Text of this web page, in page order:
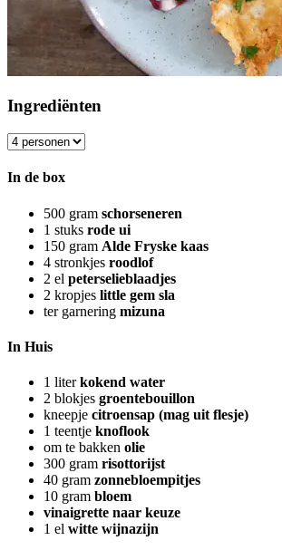
Ingrediënten
In de box
500 gram schorseneren
1 stuks rode ui
150 gram Alde Fryske kaas
4 stronkjes roodlof
2 el peterselieblaadjes
2 kropjes little gem sla
ter garnering mizuna
In Huis
1 liter kokend water
2 blokjes groentebouillon
kneepje citroensap (mag uit flesje)
1 teentje knoflook
om te bakken olie
300 gram risottorijst
40 gram zonnebloempitjes
10 gram bloem
vinaigrette naar keuze
1 el witte wijnazijn